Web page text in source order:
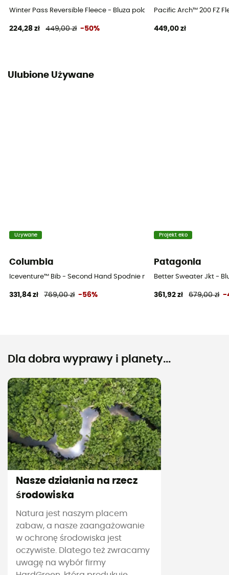
Winter Pass Reversible Fleece - Bluza polarowa meska
224,28 zł 449,00 zł -50%
Pacific Arch™ 200 FZ
449,00 zł
Ulubione Używane
Używane
Columbia
Iceventure™ Bib - Second Hand Spodnie narciarskie damskie -
331,84 zł 769,00 zł -56%
Projekt eko
Patagonia
Better Sweater Jkt -
361,92 zł 679,00 zł -
Dla dobra wyprawy i planety...
Nasze działania na rzecz
środowiska
Natura jest naszym placem
zabaw, a nasze zaangażowanie
w ochronę środowiska jest
oczywiste. Dlatego też zwracamy
uwagę na wybór firmy